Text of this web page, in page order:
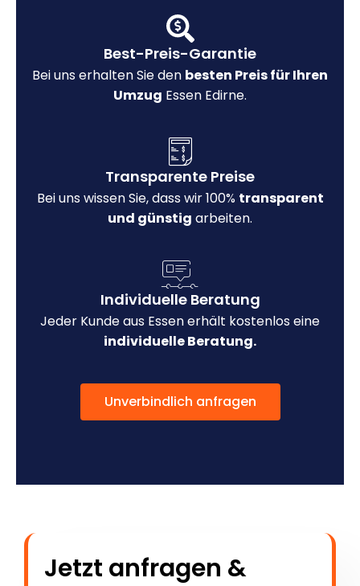
Best-Preis-Garantie
Bei uns erhalten Sie den besten Preis für Ihren
Umzug Essen Edirne.
Transparente Preise
Bei uns wissen Sie, dass wir 100% transparent
und günstig arbeiten.
Individuelle Beratung
Jeder Kunde aus Essen erhält kostenlos eine
individuelle Beratung.
Unverbindlich anfragen
Jetzt anfragen &